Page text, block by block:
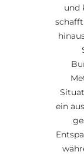
und
ein